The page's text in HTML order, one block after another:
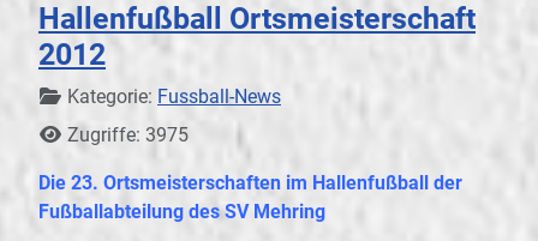
Hallenfußball Ortsmeisterschaft
2012
DetailsKategorie: Fussball-News
Zugriffe: 3975
Die 23. Ortsmeisterschaften im Hallenfußball der
Fußballabteilung des SV Mehring